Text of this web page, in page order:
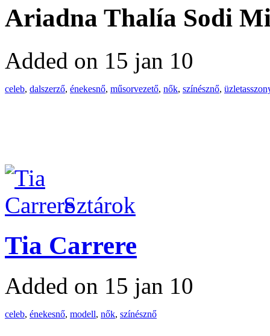
Ariadna Thalía Sodi
Added on 15 jan 10
celeb, dalszerző, énekesnő, műsorvezető, nők, színésznő,
Sztárok
Tia Carrere
Added on 15 jan 10
celeb, énekesnő, modell, nők, színésznő